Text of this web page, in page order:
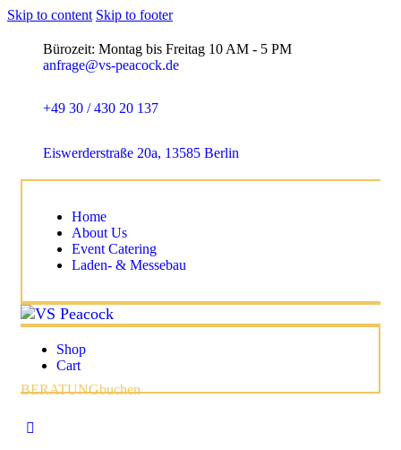
Skip to content Skip to footer
Bürozeit: Montag bis Freitag 10 AM - 5 PM
anfrage@vs-peacock.de
+49 30 / 430 20 137
Eiswerderstraße 20a, 13585 Berlin
Home
About Us
Event Catering
Laden- & Messebau
Shop
Cart
BERATUNGbuchen